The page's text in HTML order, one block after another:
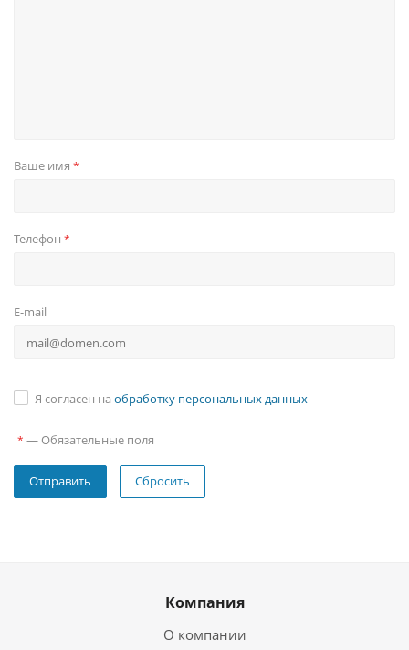
Ваше имя *
Телефон *
E-mail
Я согласен на обработку персональных данных
* — Обязательные поля
Сбросить
Компания
О компании